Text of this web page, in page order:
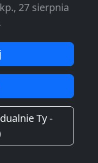
27 sierpnia
Ty -